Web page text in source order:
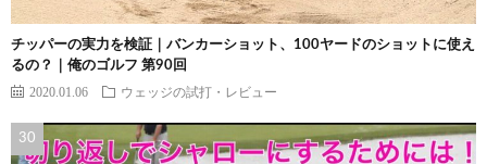
チッパーの実力を検証｜バンカーショット、100ヤードのショットに使え
るの？｜俺のゴルフ 第90回
2020.01.06 ウェッジの試打・レビュー